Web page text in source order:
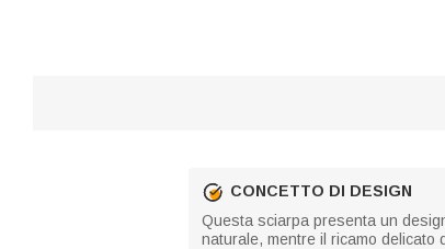
CONCETTO DI DESIGN
Questa sciarpa presenta un
naturale, mentre il ricamo